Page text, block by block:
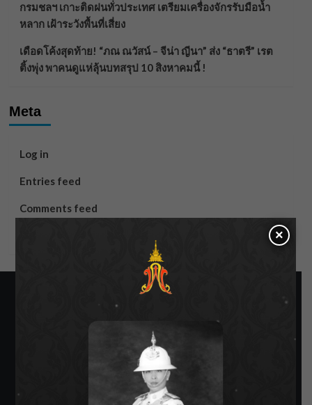
กรมชลฯ เกาะติดฝนทั่วประเทศ เตรียมเครื่องจักรรับมือน้ำ
หลาก เฝ้าระวังพื้นที่เสี่ยง
เดือดโค้งสุดท้าย! “ภณ ณวัสน์ – จีน่า ญีนา” ส่ง “ธาตรี” เรต
ติ้งพุ่ง พาคนดูแห่ลุ้นบทสรุป 10 สิงหาคมนี้ !
Meta
Log in
Entries feed
Comments feed
×